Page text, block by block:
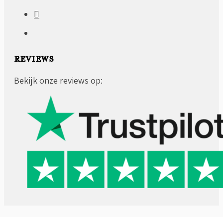
REVIEWS
Bekijk onze reviews op: